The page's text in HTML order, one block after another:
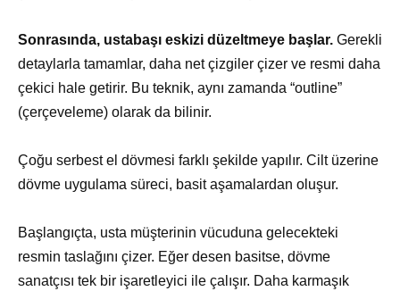
Sonrasında, ustabaşı eskizi düzeltmeye başlar. Gerekli
detaylarla tamamlar, daha net çizgiler çizer ve resmi daha
çekici hale getirir. Bu teknik, aynı zamanda “outline”
(çerçeveleme) olarak da bilinir.
Çoğu serbest el dövmesi farklı şekilde yapılır. Cilt üzerine
dövme uygulama süreci, basit aşamalardan oluşur.
Başlangıçta, usta müşterinin vücuduna gelecekteki
resmin taslağını çizer. Eğer desen basitse, dövme
sanatçısı tek bir işaretleyici ile çalışır. Daha karmaşık